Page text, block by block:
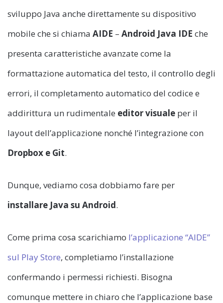
sviluppo Java anche direttamente su dispositivo
mobile che si chiama AIDE – Android Java IDE che
presenta caratteristiche avanzate come la
formattazione automatica del testo, il controllo degli
errori, il completamento automatico del codice e
addirittura un rudimentale editor visuale per il
layout dell’applicazione nonché l’integrazione con
Dropbox e Git.
Dunque, vediamo cosa dobbiamo fare per
installare Java su Android.
Come prima cosa scarichiamo l’applicazione “AIDE”
sul Play Store, completiamo l’installazione
confermando i permessi richiesti. Bisogna
comunque mettere in chiaro che l’applicazione base